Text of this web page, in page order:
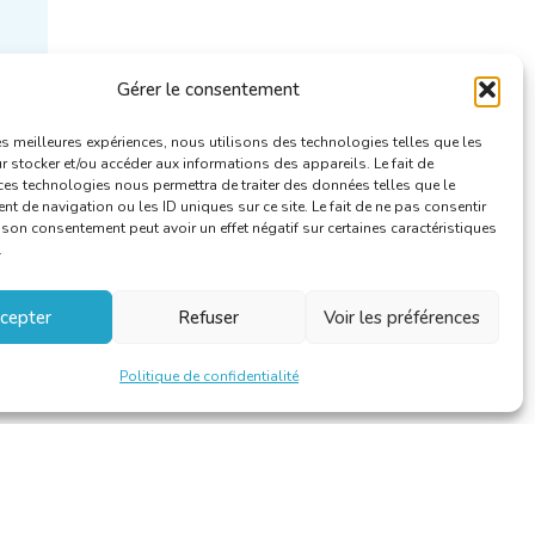
Gérer le consentement
meilleures expériences, nous utilisons des technologies telles que les
stocker et/ou accéder aux informations des appareils. Le fait de
technologies nous permettra de traiter des données telles que le
de navigation ou les ID uniques sur ce site. Le fait de ne pas consentir
consentement peut avoir un effet négatif sur certaines caractéristiques
Refuser Voir les préférences
Politique de confidentialité